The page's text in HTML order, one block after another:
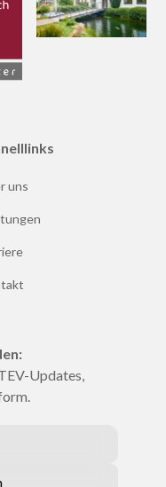
uns
Updates,